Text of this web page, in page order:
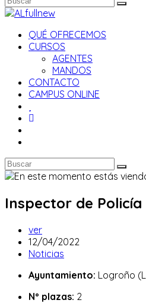
QUÉ OFRECEMOS
CURSOS
AGENTES
MANDOS
CONTACTO
CAMPUS ONLINE
Inspector de
Autor
de
la
ver
Publicación
de
entrada:
12/04/2022
Categoría
la
Noticias
Ayuntamiento: Logroño
Nº plazas: 2